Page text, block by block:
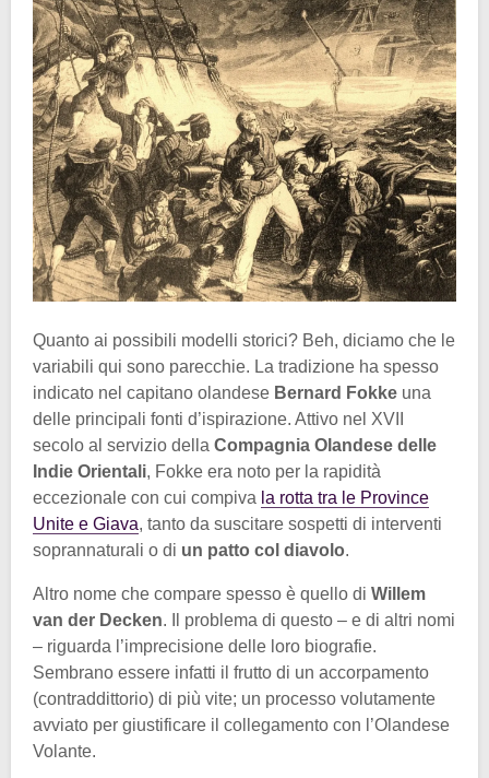
Quanto ai possibili modelli storici? Beh, diciamo che le
variabili qui sono parecchie. La tradizione ha spesso
indicato nel capitano olandese Bernard Fokke una
delle principali fonti d’ispirazione. Attivo nel XVII
secolo al servizio della Compagnia Olandese delle
Indie Orientali, Fokke era noto per la rapidità
eccezionale con cui compiva la rotta tra le Province
Unite e Giava, tanto da suscitare sospetti di interventi
soprannaturali o di un patto col diavolo.
Altro nome che compare spesso è quello di Willem
van der Decken. Il problema di questo – e di altri nomi
– riguarda l’imprecisione delle loro biografie.
Sembrano essere infatti il frutto di un accorpamento
(contraddittorio) di più vite; un processo volutamente
avviato per giustificare il collegamento con l’Olandese
Volante.